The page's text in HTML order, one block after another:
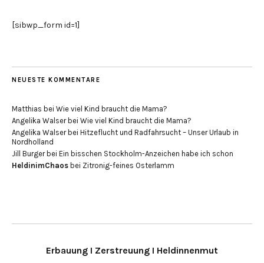
[sibwp_form id=1]
NEUESTE KOMMENTARE
Matthias bei Wie viel Kind braucht die Mama?
Angelika Walserbei Wie viel Kind braucht die Mama?
Angelika Walserbei Hitzeflucht und Radfahrsucht – Unser Urlaub in
Nordholland
Jill Burgerbei Ein bisschen Stockholm-Anzeichen habe ich schon
HeldinimChaos bei Zitronig-feines Osterlamm
Erbauung I Zerstreuung I Heldinnenmut